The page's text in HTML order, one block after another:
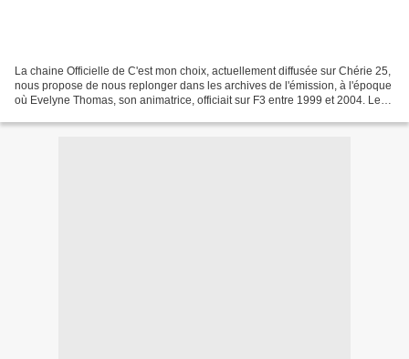
La chaine Officielle de C'est mon choix, actuellement diffusée sur Chérie 25,
nous propose de nous replonger dans les archives de l'émission, à l'époque
où Evelyne Thomas, son animatrice, officiait sur F3 entre 1999 et 2004. Le